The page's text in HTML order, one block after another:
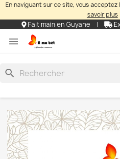
En naviguant sur ce site, vous acceptez
savoir plus
Fait main en Guyane |

search